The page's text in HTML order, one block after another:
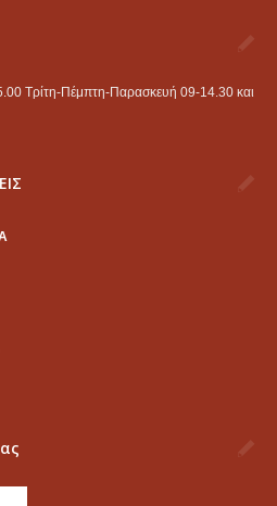
Τρίτη-Πέμπτη-Παρασκευή 09-14.30 και